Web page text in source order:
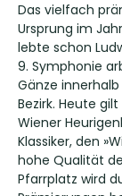
Das vielfach
Ursprung im
lebte schon
9. Symphonie
Gänze
Bezirk. Heute
Wiener
Klassiker, den
hohe Qualität
Pfarrplatz wird